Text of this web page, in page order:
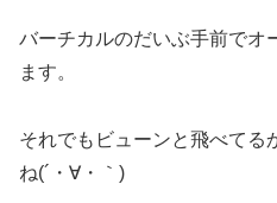
バーチカルのだいぶ手前でオ
ます。
それでもビューンと飛べてる
ね(´・∀・｀)